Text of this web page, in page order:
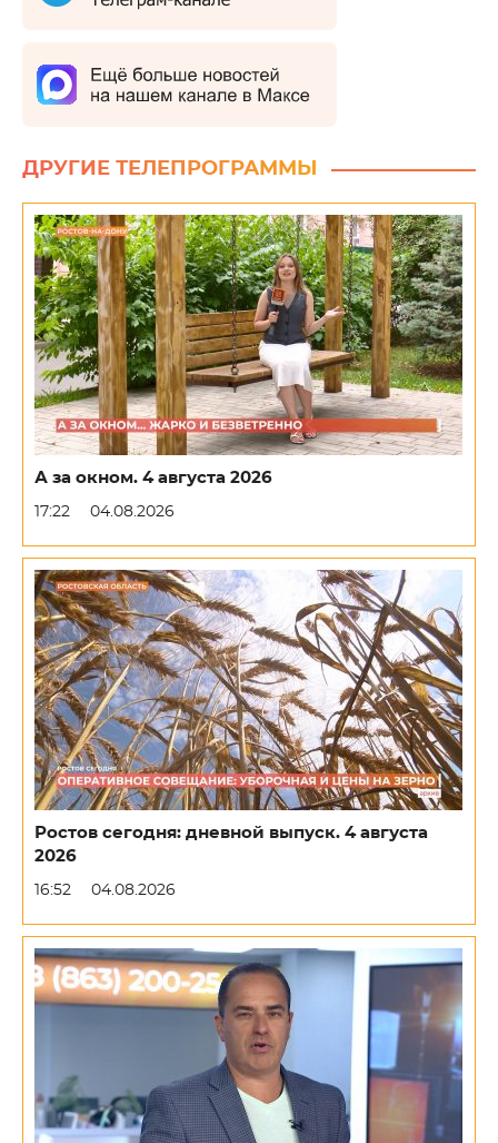
ДРУГИЕ ТЕЛЕПРОГРАММЫ
А за окном. 4 августа 2026
17:22 04.08.2026
Ростов сегодня: дневной выпуск. 4 августа
2026
16:52 04.08.2026